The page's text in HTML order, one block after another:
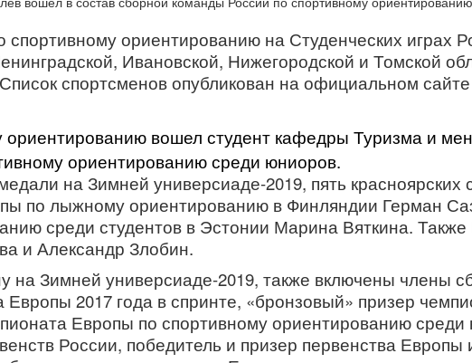
спортивному ориентированию на Студенческих играх
Ивановской, Нижегородской и Томской
спортсменов опубликован на официальном
вошел студент кафедры Туризма и
ориентированию среди юниоров.
на Зимней универсиаде-2019, пять
по лыжному ориентированию в Финляндии Герман
среди студентов в Эстонии Марина Вяткина. Также
и Александр Злобин.
на Зимней универсиаде-2019, также включены члены
2017 года в спринте, «бронзовый» призер
Европы по спортивному ориентированию
России, победитель и призер первенства